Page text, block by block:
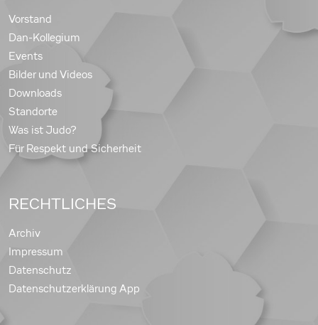
Vorstand
Dan-Kollegium
Events
Bilder und Videos
Downloads
Standorte
Was ist Judo?
Für Respekt und Sicherheit
RECHTLICHES
Archiv
Impressum
Datenschutz
Datenschutzerklärung App